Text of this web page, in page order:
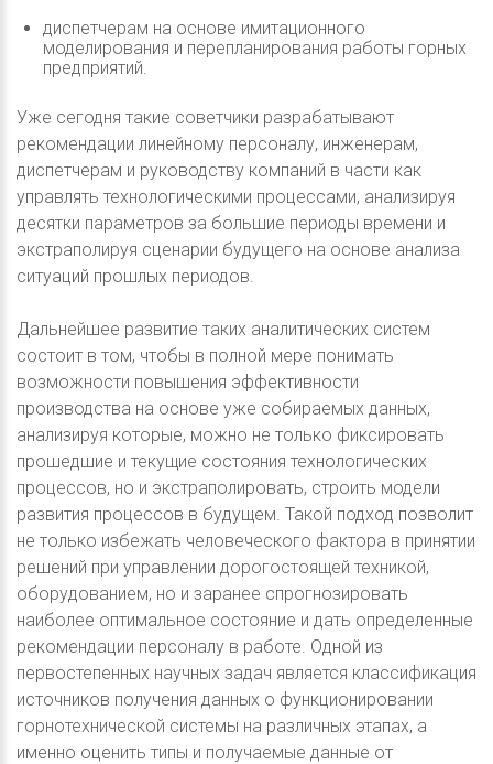
диспетчерам на основе имитационного
моделирования и перепланирования работы горных
предприятий.
Уже сегодня такие советчики разрабатывают
рекомендации линейному персоналу, инженерам,
диспетчерам и руководству компаний в части как
управлять технологическими процессами, анализируя
десятки параметров за большие периоды времени и
экстраполируя сценарии будущего на основе анализа
ситуаций прошлых периодов.
Дальнейшее развитие таких аналитических систем
состоит в том, чтобы в полной мере понимать
возможности повышения эффективности
производства на основе уже собираемых данных,
анализируя которые, можно не только фиксировать
прошедшие и текущие состояния технологических
процессов, но и экстраполировать, строить модели
развития процессов в будущем. Такой подход позволит
не только избежать человеческого фактора в принятии
решений при управлении дорогостоящей техникой,
оборудованием, но и заранее спрогнозировать
наиболее оптимальное состояние и дать определенные
рекомендации персоналу в работе. Одной из
первостепенных научных задач является классификация
источников получения данных о функционировании
горнотехнической системы на различных этапах, а
именно оценить типы и получаемые данные от